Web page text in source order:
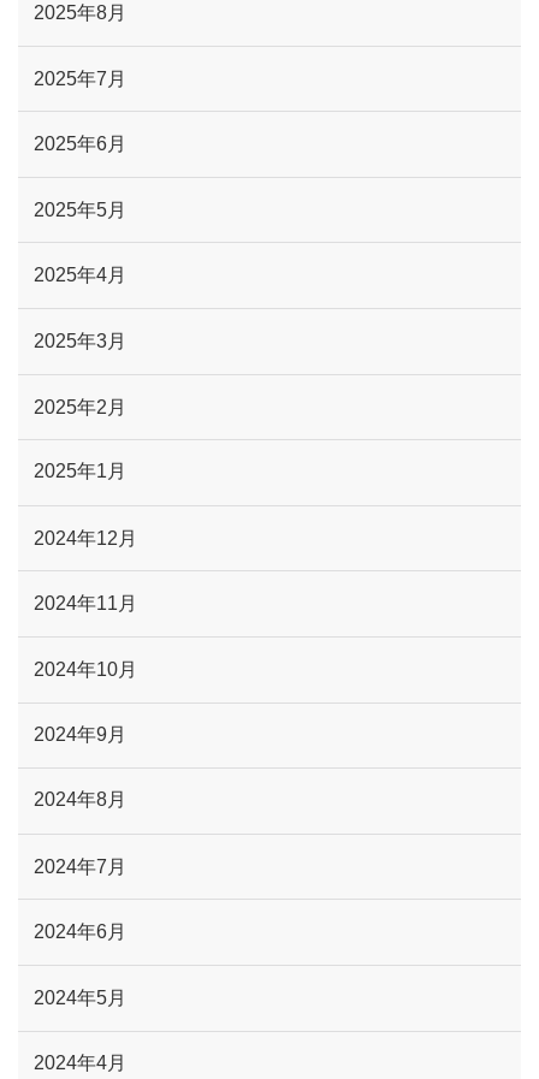
2025年8月
2025年7月
2025年6月
2025年5月
2025年4月
2025年3月
2025年2月
2025年1月
2024年12月
2024年11月
2024年10月
2024年9月
2024年8月
2024年7月
2024年6月
2024年5月
2024年4月